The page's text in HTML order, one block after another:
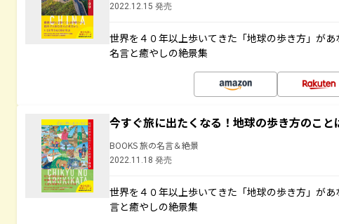
2022.12.15 発売
世界を４０年以上歩いてきた「地球の歩き方」が
名言と癒やしの絶景集
今すぐ旅に出たくなる！地球の歩き方のこと
BOOKS 旅の名言＆絶景
2022.11.18 発売
世界を４０年以上歩いてきた「地球の歩き方」が
言と癒やしの絶景集